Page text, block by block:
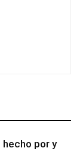
hecho por y